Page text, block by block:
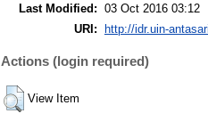
Last Modified: 03 Oct 2016 03:12
URI: http://idr.uin-
Actions (login required)
View Item